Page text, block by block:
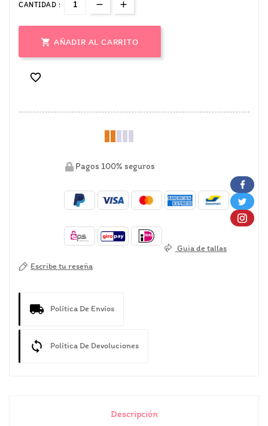
CANTIDAD :
 AÑADIR AL CARRITO

Pagos 100% seguros
Guia de tallas
Escribe tu reseña
Política De Envíos
Política De Devoluciones
Descripción